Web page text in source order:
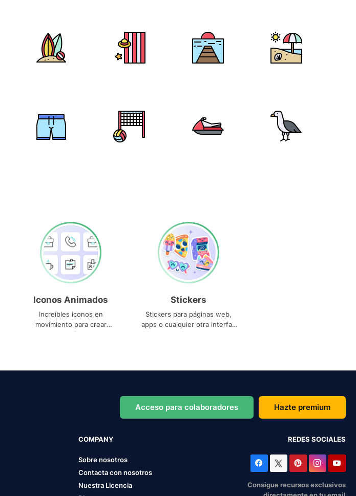
Iconos Animados
Increíbles iconos en
movimiento para crear
Stickers
Stickers para páginas web,
apps o cualquier otra interfaz
Acceso para colaboradores Hazte premium
COMPANY
Sobre nosotros
Contacta con nosotros
Nuestra Licencia
REDES SOCIALES
Consigue recursos exclusivos